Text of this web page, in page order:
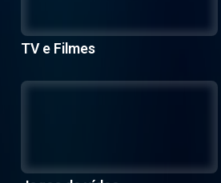
TV e Filmes